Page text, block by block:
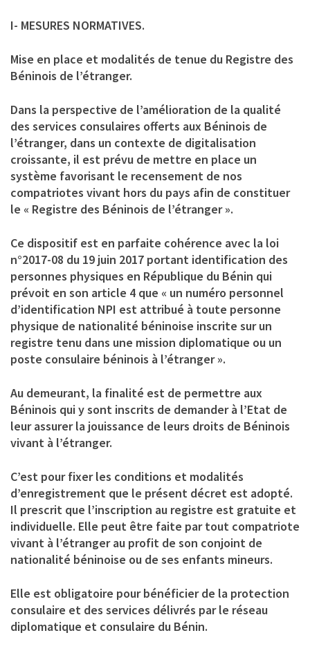
I- MESURES NORMATIVES.
Mise en place et modalités de tenue du Registre des
Béninois de l’étranger.
Dans la perspective de l’amélioration de la qualité
des services consulaires offerts aux Béninois de
l’étranger, dans un contexte de digitalisation
croissante, il est prévu de mettre en place un
système favorisant le recensement de nos
compatriotes vivant hors du pays afin de constituer
le « Registre des Béninois de l’étranger ».
Ce dispositif est en parfaite cohérence avec la loi
n°2017-08 du 19 juin 2017 portant identification des
personnes physiques en République du Bénin qui
prévoit en son article 4 que « un numéro personnel
d’identification NPI est attribué à toute personne
physique de nationalité béninoise inscrite sur un
registre tenu dans une mission diplomatique ou un
poste consulaire béninois à l’étranger ».
Au demeurant, la finalité est de permettre aux
Béninois qui y sont inscrits de demander à l’Etat de
leur assurer la jouissance de leurs droits de Béninois
vivant à l’étranger.
C’est pour fixer les conditions et modalités
d’enregistrement que le présent décret est adopté.
Il prescrit que l’inscription au registre est gratuite et
individuelle. Elle peut être faite par tout compatriote
vivant à l’étranger au profit de son conjoint de
nationalité béninoise ou de ses enfants mineurs.
Elle est obligatoire pour bénéficier de la protection
consulaire et des services délivrés par le réseau
diplomatique et consulaire du Bénin.